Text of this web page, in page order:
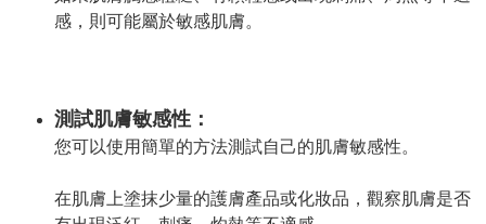
感，則可能屬於敏感肌膚。
測試肌膚敏感性：
您可以使用簡單的方法測試自己的肌膚敏感性。
在肌膚上塗抹少量的護膚產品或化妝品，觀察肌膚是否